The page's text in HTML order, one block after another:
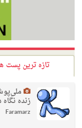
تازه ترین پست
زنده
Faramarz